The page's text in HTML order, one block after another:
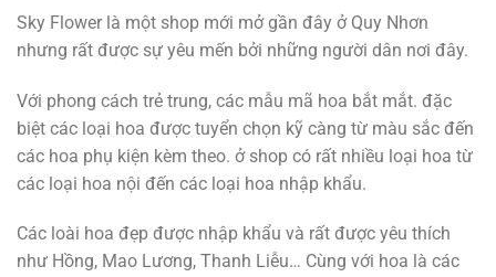
Sky Flower là một shop mới mở gần đây ở Quy Nhơn
nhưng rất được sự yêu mến bởi những người dân nơi đây.
Với phong cách trẻ trung, các mẫu mã hoa bắt mắt. đặc
biệt các loại hoa được tuyển chọn kỹ càng từ màu sắc đến
các hoa phụ kiện kèm theo. ở shop có rất nhiều loại hoa từ
các loại hoa nội đến các loại hoa nhập khẩu.
Các loài hoa đẹp được nhập khẩu và rất được yêu thích
như Hồng, Mao Lương, Thanh Liễu… Cùng với hoa là các